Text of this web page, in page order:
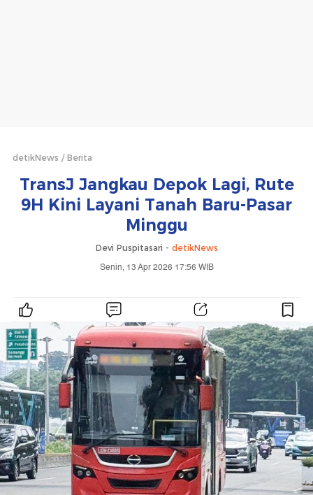
detikNews Berita
TransJ Jangkau Depok Lagi, Rute
9H Kini Layani Tanah Baru-Pasar
Minggu
Devi Puspitasari - detikNews
Senin, 13 Apr 2026 17:56 WIB